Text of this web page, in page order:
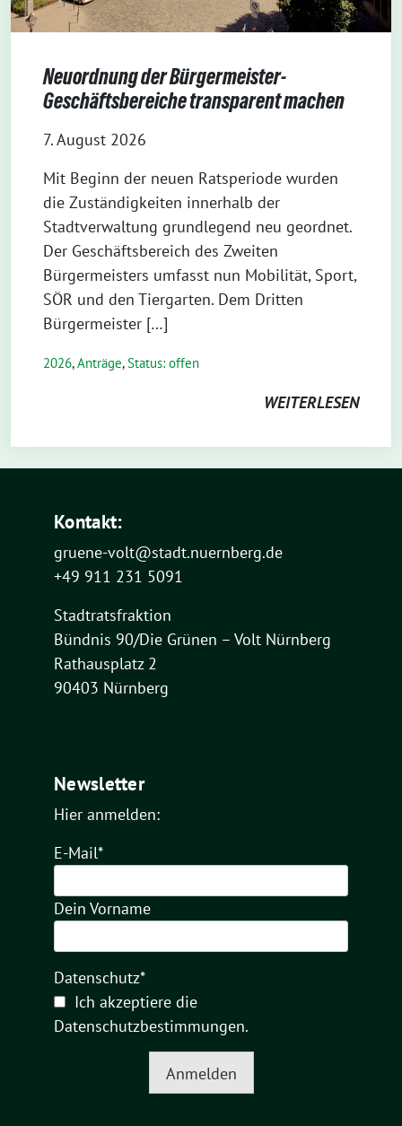
Neuordnung der Bürgermeister-
Geschäftsbereiche transparent machen
7. August 2026
Mit Beginn der neuen Ratsperiode wurden
die Zuständigkeiten innerhalb der
Stadtverwaltung grundlegend neu geordnet.
Der Geschäftsbereich des Zweiten
Bürgermeisters umfasst nun Mobilität, Sport,
SÖR und den Tiergarten. Dem Dritten
Bürgermeister […]
2026,Anträge,Status: offen
WEITERLESEN
Kontakt:
gruene-volt@stadt.nuernberg.de
+49 911 231 5091
Stadtratsfraktion
Bündnis 90/Die Grünen – Volt Nürnberg
Rathausplatz 2
90403 Nürnberg
Newsletter
Hier anmelden:
E-Mail*
Dein Vorname
Datenschutz*
Ich akzeptiere die
Datenschutzbestimmungen.
Anmelden